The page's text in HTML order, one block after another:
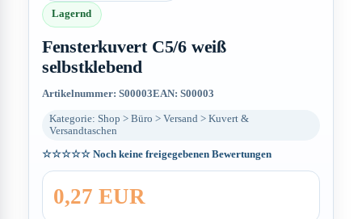
Lagernd
Fensterkuvert C5/6 weiß
selbstklebend
Artikelnummer: S00003EAN: S00003
Kategorie: Shop > Büro > Versand > Kuvert &
Versandtaschen
☆☆☆☆☆Noch keine freigegebenen Bewertungen
0,27 EUR